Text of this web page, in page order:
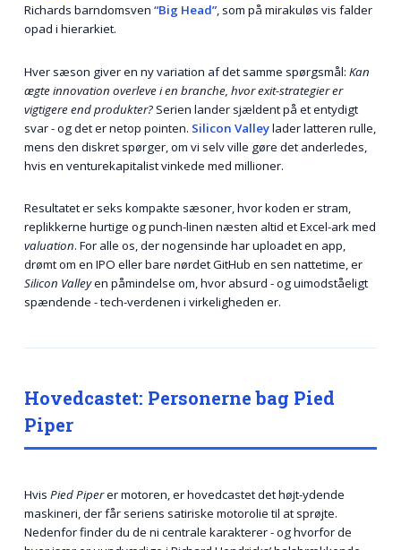
Richards barndomsven “Big Head”, som på mirakuløs vis falder
opad i hierarkiet.
Hver sæson giver en ny variation af det samme spørgsmål: Kan
ægte innovation overleve i en branche, hvor exit-strategier er
vigtigere end produkter?Serien lander sjældent på et entydigt
svar - og det er netop pointen. Silicon Valleylader latteren rulle,
mens den diskret spørger, om vi selv ville gøre det anderledes,
hvis en venturekapitalist vinkede med millioner.
Resultatet er seks kompakte sæsoner, hvor koden er stram,
replikkerne hurtige og punch-linen næsten altid et Excel-ark med
valuation. For alle os, der nogensinde har uploadet en app,
drømt om en IPO eller bare nørdet GitHub en sen nattetime, er
Silicon Valleyen påmindelse om, hvor absurd - og uimodståeligt
spændende - tech-verdenen i virkeligheden er.
Hovedcastet: Personerne bag Pied
Piper
Hvis Pied Piperer motoren, er hovedcastet det højt-ydende
maskineri, der får seriens satiriske motorolie til at sprøjte.
Nedenfor finder du de ni centrale karakterer - og hvorfor de